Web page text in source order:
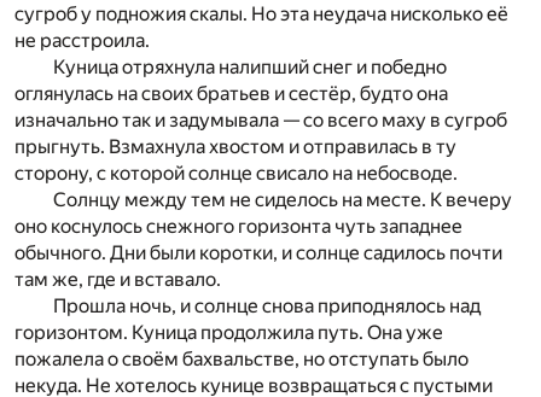
сугроб у подножия скалы. Но эта неудача нисколько её
не расстроила.
Куница отряхнула налипший снег и победно
оглянулась на своих братьев и сестёр, будто она
изначально так и задумывала — со всего маху в сугроб
прыгнуть. Взмахнула хвостом и отправилась в ту
сторону, с которой солнце свисало на небосводе.
Солнцу между тем не сиделось на месте. К вечеру
оно коснулось снежного горизонта чуть западнее
обычного. Дни были коротки, и солнце садилось почти
там же, где и вставало.
Прошла ночь, и солнце снова приподнялось над
горизонтом. Куница продолжила путь. Она уже
пожалела о своём бахвальстве, но отступать было
некуда. Не хотелось кунице возвращаться с пустыми